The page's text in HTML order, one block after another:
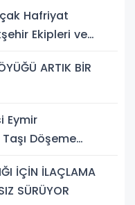
Hafriyat
Ekipleri ve
ARTIK BİR
Eymir
Döşeme
İÇİN İLAÇLAMA
SÜRÜYOR